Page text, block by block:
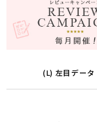
(L) 左目データ